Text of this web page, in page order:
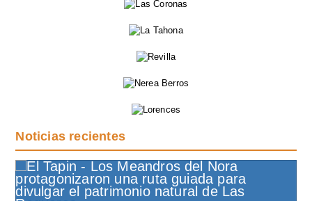
Noticias recientes